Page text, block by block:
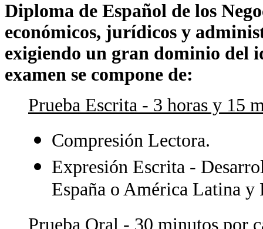
Diploma de Español de los
económicos, jurídicos y
exigiendo un gran dominio del
examen se compone de:
Prueba Escrita - 3 horas y 15
Compresión Lectora.
Expresión Escrita -
España o América Latina
Prueba Oral - 30 minutos por